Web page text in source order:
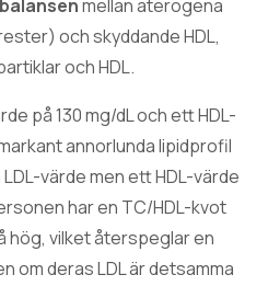
balansenmellan aterogena
och skyddande HDL,
och HDL.
på 130 mg/dL och ett HDL-
annorlunda lipidprofil
värde men ett HDL-värde
har en TC/HDL-kvot
hög, vilket återspeglar en
om deras LDL är detsamma